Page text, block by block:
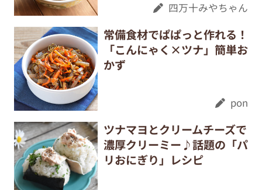
四万十みやちゃん
常備食材でぱぱっと作れる！
「こんにゃく×ツナ」簡単お
かず
pon
ツナマヨとクリームチーズで
濃厚クリーミー♪話題の「パ
リおにぎり」レシピ